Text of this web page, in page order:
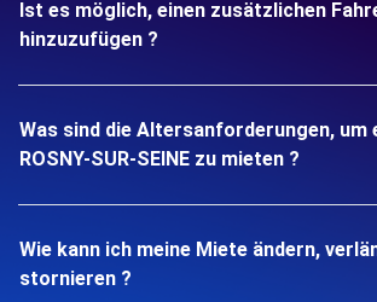
Ist es möglich, einen zusätzlichen
hinzuzufügen ?
Was sind die Altersanforderungen, um
ROSNY-SUR-SEINE zu mieten ?
Wie kann ich meine Miete ändern,
stornieren ?